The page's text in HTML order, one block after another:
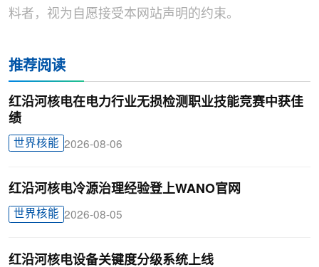
料者，视为自愿接受本网站声明的约束。
推荐阅读
红沿河核电在电力行业无损检测职业技能竞赛中获佳
绩
世界核能 2026-08-06
红沿河核电冷源治理经验登上WANO官网
世界核能 2026-08-05
红沿河核电设备关键度分级系统上线